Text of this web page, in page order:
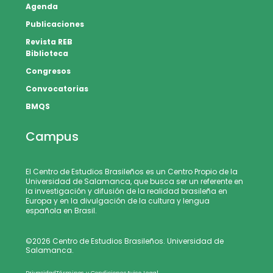
Agenda
Publicaciones
Revista REB
Biblioteca
Congresos
Convocatorias
BMQS
Campus
El Centro de Estudios Brasileños es un Centro Propio de la
Universidad de Salamanca, que busca ser un referente en
la investigación y difusión de la realidad brasileña en
Europa y en la divulgación de la cultura y lengua
española en Brasil.
©2026 Centro de Estudios Brasileños. Universidad de
Salamanca.